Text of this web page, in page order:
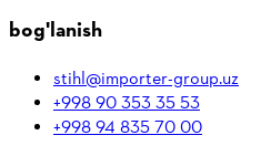
bog'lanish
stihl@importer-group.uz
+998 90 353 35 53
+998 94 835 70 00